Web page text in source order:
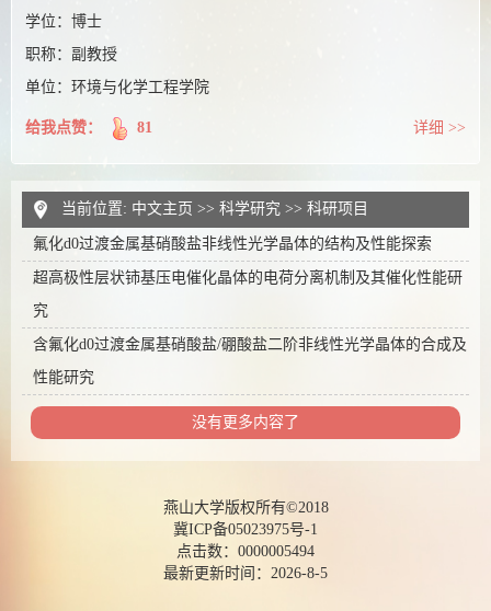
学位：博士
职称：副教授
单位：环境与化学工程学院
给我点赞： 81 详细 >>
当前位置: 中文主页 >> 科学研究 >> 科研项目
氟化d0过渡金属基硝酸盐非线性光学晶体的结构及性能探索
超高极性层状铈基压电催化晶体的电荷分离机制及其催化性能研
究
含氟化d0过渡金属基硝酸盐/硼酸盐二阶非线性光学晶体的合成及
性能研究
没有更多内容了
燕山大学版权所有©2018
冀ICP备05023975号-1
点击数： 0000005494
最新更新时间： 2026-8-5